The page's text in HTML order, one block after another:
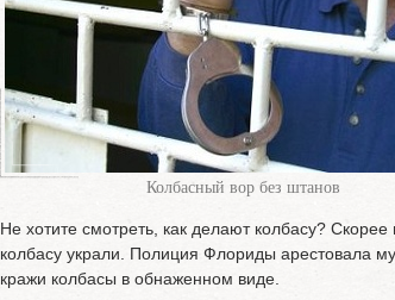
Колбасный вор без штанов
Не хотите смотреть, как делают колбасу? Скорее
колбасу украли. Полиция Флориды арестовала
кражи колбасы в обнаженном виде.